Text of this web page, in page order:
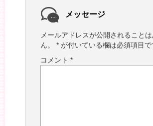
メッセージ
メールアドレスが公開されること
ん。
* が付いている欄は必須項目で
コメント *